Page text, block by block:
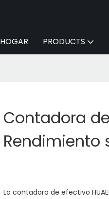
HOGAR PRODUCTS
Contadora
Rendimiento
La contadora de efectivo